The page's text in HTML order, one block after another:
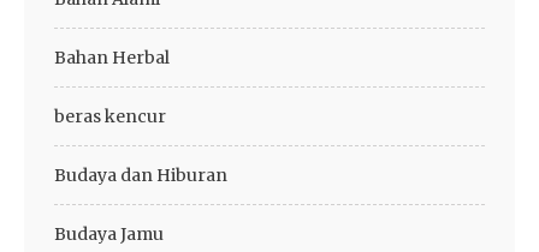
Bahan Herbal
beras kencur
Budaya dan Hiburan
Budaya Jamu